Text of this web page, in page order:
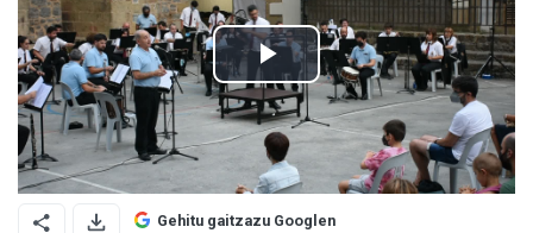
Gehitu gaitzazu Googlen